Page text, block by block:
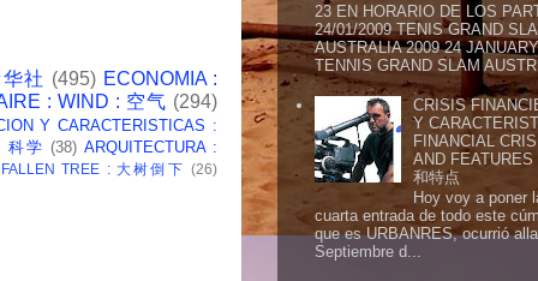
社 (495) ECONOMIA :
: WIND : 空气 (294)
Y CARACTERISTICAS :
科学 (38) ARQUITECTURA :
TREE : 大树倒下 (26)
23 EN HORARIO DE LOS
24/01/2009 TENIS GRAND
AUSTRALIA 2009 24
TENNIS GRAND SLAM
CRISIS
Y
FINANCIAL
AND
和特点
Hoy voy a poner
cuarta entrada de todo este
que es URBANRES, ocurrió
Septiembre d...